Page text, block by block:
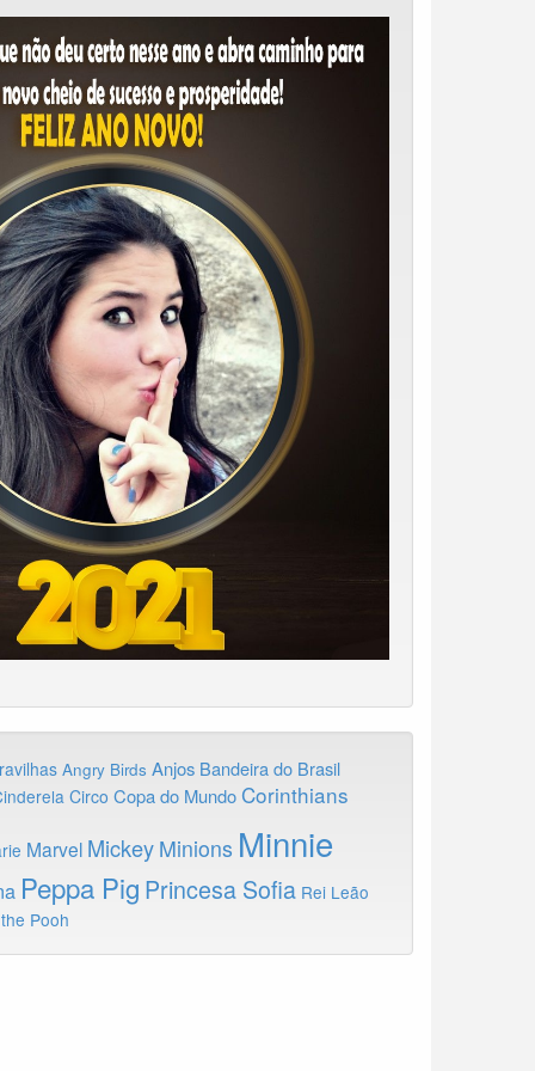
Angry Birds Anjos Bandeira do Brasil
Circo Copa do Mundo Corinthians
Marvel Mickey Minions Minnie
Peppa Pig Princesa Sofia Rei Leão
Pooh